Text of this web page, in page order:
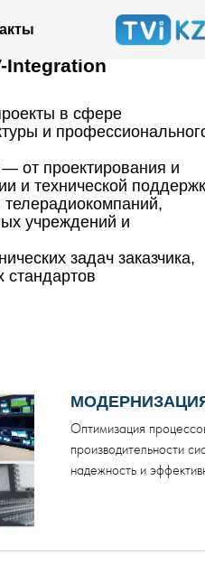
Integration
в сфере
и
от проектирования и
и технической
учреждений и
задач заказчика,
стандартов
Оптимизация
производительности
надежность и